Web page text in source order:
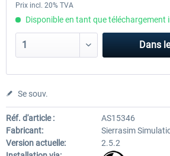
Prix incl. 20% TVA
Disponible en tant que téléchargement
Dans
Se souv.
Réf. d'article :
AS15346
Fabricant:
Sierrasim
Version actuelle:
2.5.2